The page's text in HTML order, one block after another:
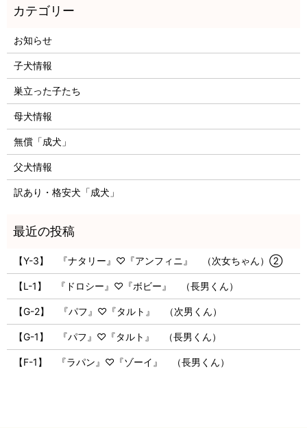
お知らせ
子犬情報
巣立った子たち
母犬情報
無償「成犬」
父犬情報
訳あり・格安犬「成犬」
【Y-3】 『ナタリー』♡『アンフィニ』 （次女ちゃん）②
【L-1】 『ドロシー』♡『ボビー』 （長男くん）
【G-2】 『パフ』♡『タルト』 （次男くん）
【G-1】 『パフ』♡『タルト』 （長男くん）
【F-1】 『ラパン』♡『ゾーイ』 （長男くん）